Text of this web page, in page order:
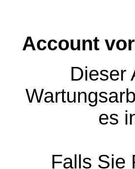
Account
Dieser
es
Falls Sie